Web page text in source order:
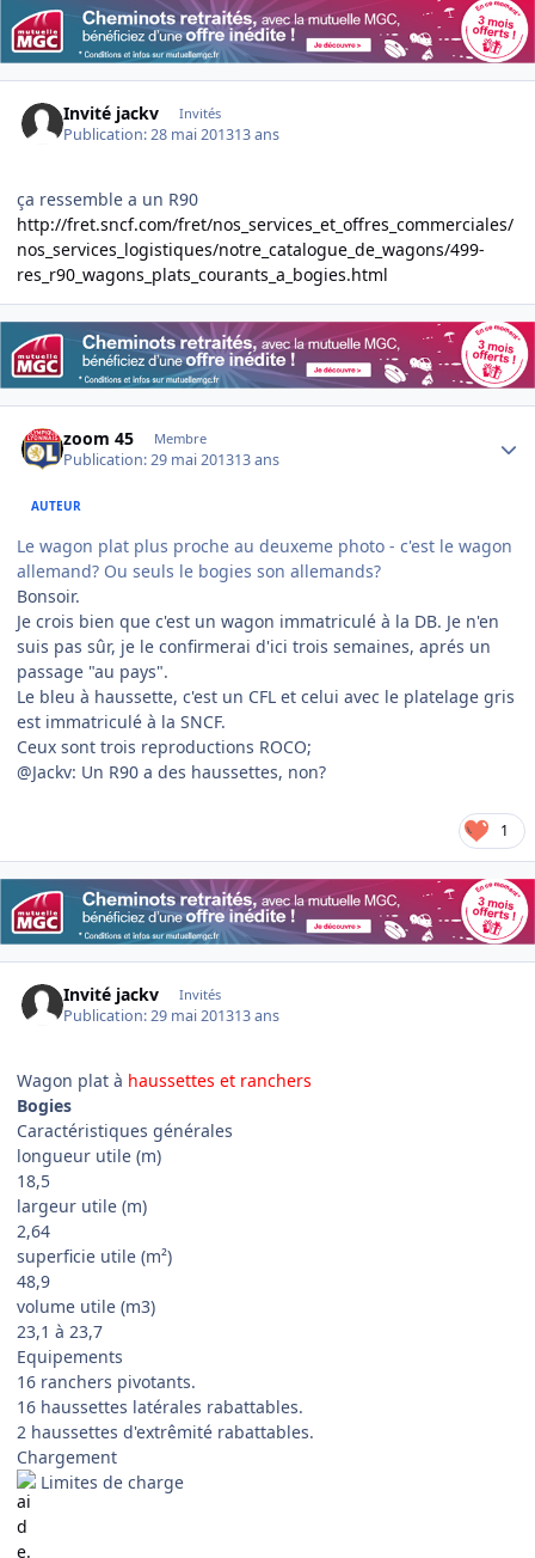
Invité jackv Invités
Publication:28 mai 201313 ans
ça ressemble a un R90
http://fret.sncf.com/fret/nos_services_et_offres_commerciales/
nos_services_logistiques/notre_catalogue_de_wagons/499-
res_r90_wagons_plats_courants_a_bogies.html
zoom 45 Membre
Publication:29 mai 201313 ans
AUTEUR
Le wagon plat plus proche au deuxeme photo - c'est le wagon
allemand? Ou seuls le bogies son allemands?
Bonsoir.
Je crois bien que c'est un wagon immatriculé à la DB. Je n'en
suis pas sûr, je le confirmerai d'ici trois semaines, aprés un
passage "au pays".
Le bleu à haussette, c'est un CFL et celui avec le platelage gris
est immatriculé à la SNCF.
Ceux sont trois reproductions ROCO;
@Jackv: Un R90 a des haussettes, non?
1
Invité jackv Invités
Publication:29 mai 201313 ans
Wagon plat à haussettes et ranchers
Bogies
Caractéristiques générales
longueur utile (m)
18,5
largeur utile (m)
2,64
superficie utile (m²)
48,9
volume utile (m3)
23,1 à 23,7
Equipements
16 ranchers pivotants.
16 haussettes latérales rabattables.
2 haussettes d'extrêmité rabattables.
Chargement
Limites de charge